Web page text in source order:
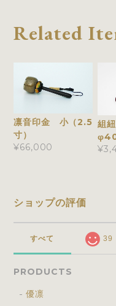
Related
凛音印金 小（2.5
寸）
¥66,000
組
ショップの評価
すべて 39
PRODUCTS
優凛